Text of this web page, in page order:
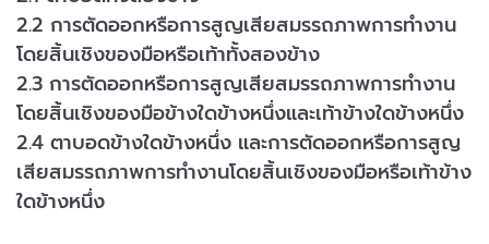
2.2 การตัดออกหรือการสูญเสียสมรรถภาพการทำงาน
โดยสิ้นเชิงของมือหรือเท้าทั้งสองข้าง
2.3 การตัดออกหรือการสูญเสียสมรรถภาพการทำงาน
โดยสิ้นเชิงของมือข้างใดข้างหนึ่งและเท้าข้างใดข้างหนึ่ง
2.4 ตาบอดข้างใดข้างหนึ่ง และการตัดออกหรือการสูญ
เสียสมรรถภาพการทำงานโดยสิ้นเชิงของมือหรือเท้าข้าง
ใดข้างหนึ่ง